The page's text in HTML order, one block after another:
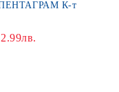
2.99лв.